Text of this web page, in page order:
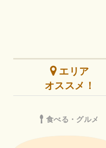
エリア
オススメ！
食べる・グルメ